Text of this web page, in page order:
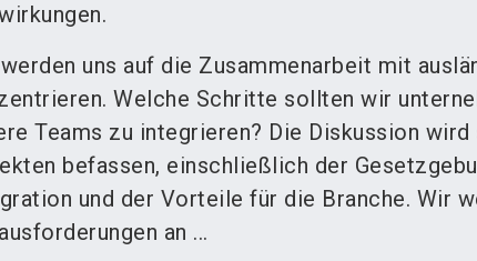
uns auf die Zusammenarbeit mit
Welche Schritte sollten wir
Teams zu integrieren? Die Diskussion
befassen, einschließlich der
und der Vorteile für die Branche. Wir
an ...